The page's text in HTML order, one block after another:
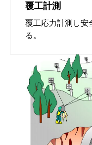
覆工計測
覆工応力計測し安
る。